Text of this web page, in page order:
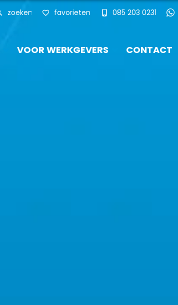
favorieten 085 203 0231
VOOR WERKGEVERS CONTACT